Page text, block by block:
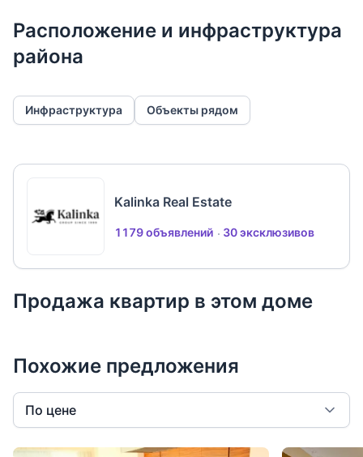
Расположение и инфраструктура
района
Инфраструктура Объекты рядом
Kalinka Real Estate
1179 объявлений 30 эксклюзивов
Продажа квартир в этом доме
Похожие предложения
По цене